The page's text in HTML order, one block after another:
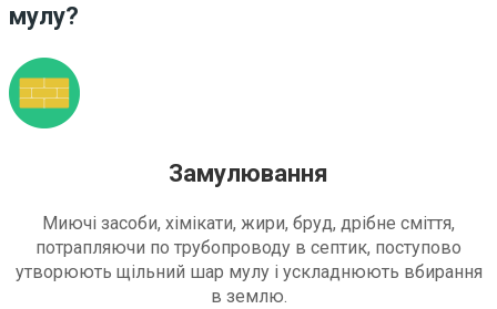
мулу?
Замулювання
Миючі засоби, хімікати, жири, бруд, дрібне сміття,
потрапляючи по трубопроводу в септик, поступово
утворюють щільний шар мулу і ускладнюють вбирання
в землю.